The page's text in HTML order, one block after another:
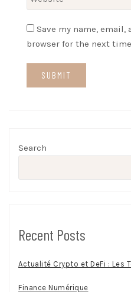
Save my name,
browser for the next
Search
Recent Posts
Actualité Crypto et DeFi : Les
Finance Numérique